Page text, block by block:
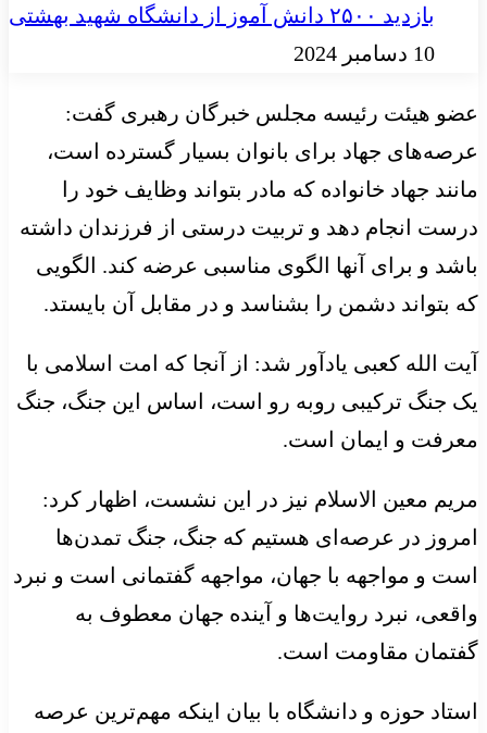
بازدید ۲۵۰۰ دانش آموز از دانشگاه شهید بهشتی
10 دسامبر 2024
عضو هیئت رئیسه مجلس خبرگان رهبری گفت:
عرصه‌های جهاد برای بانوان بسیار گسترده است،
مانند جهاد خانواده که مادر بتواند وظایف خود را
درست انجام دهد و تربیت درستی از فرزندان داشته
باشد و برای آنها الگوی مناسبی عرضه کند. الگویی
که بتواند دشمن را بشناسد و در مقابل آن بایستد.
آیت الله کعبی یادآور شد: از آنجا که امت اسلامی با
یک جنگ ترکیبی روبه رو است، اساس این جنگ، جنگ
معرفت و ایمان است.
مریم معین الاسلام نیز در این نشست، اظهار کرد:
امروز در عرصه‌ای هستیم که جنگ، جنگ تمدن‌ها
است و مواجهه با جهان، مواجهه گفتمانی است و نبرد
واقعی، نبرد روایت‌ها و آینده جهان معطوف به
گفتمان مقاومت است.
استاد حوزه و دانشگاه با بیان اینکه مهم‌ترین عرصه